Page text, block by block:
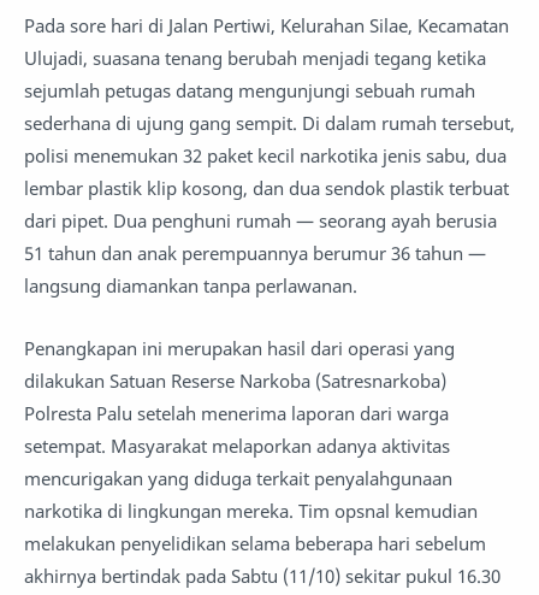
Pada sore hari di Jalan Pertiwi, Kelurahan Silae, Kecamatan
Ulujadi, suasana tenang berubah menjadi tegang ketika
sejumlah petugas datang mengunjungi sebuah rumah
sederhana di ujung gang sempit. Di dalam rumah tersebut,
polisi menemukan 32 paket kecil narkotika jenis sabu, dua
lembar plastik klip kosong, dan dua sendok plastik terbuat
dari pipet. Dua penghuni rumah — seorang ayah berusia
51 tahun dan anak perempuannya berumur 36 tahun —
langsung diamankan tanpa perlawanan.
Penangkapan ini merupakan hasil dari operasi yang
dilakukan Satuan Reserse Narkoba (Satresnarkoba)
Polresta Palu setelah menerima laporan dari warga
setempat. Masyarakat melaporkan adanya aktivitas
mencurigakan yang diduga terkait penyalahgunaan
narkotika di lingkungan mereka. Tim opsnal kemudian
melakukan penyelidikan selama beberapa hari sebelum
akhirnya bertindak pada Sabtu (11/10) sekitar pukul 16.30